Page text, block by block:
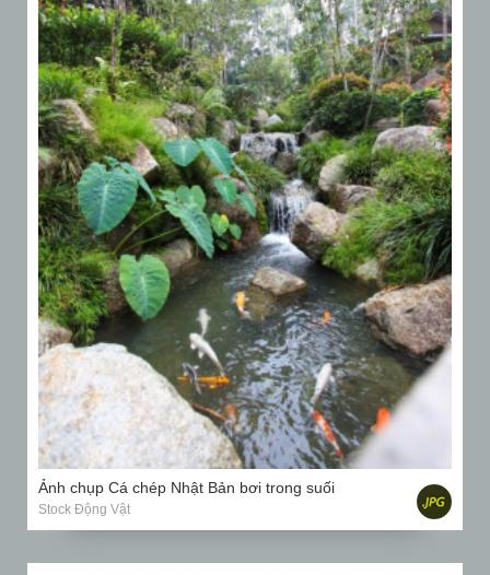
Ảnh chụp Cá chép Nhật Bản bơi trong suối
Stock Động Vật